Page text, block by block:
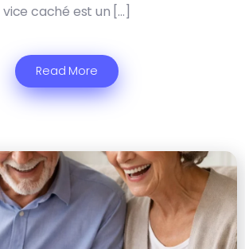
vice caché est un […]
Read More